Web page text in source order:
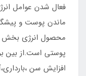
فعال شدن عوامل
ماندن پوست و
محصول انرژی بخش
پوستی است.از بین
افزایش سن